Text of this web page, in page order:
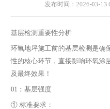
发布时间：2026-03-13
基层检测重要性分析
环氧地坪施工前的基层检测是确
性的核心环节，直接影响环氧涂
及最终效果！
01：基层强度
① 标准要求：